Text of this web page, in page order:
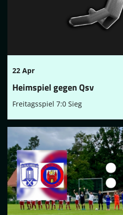
22 Apr
Heimspiel gegen Qsv
Freitagsspiel 7:0 Sieg